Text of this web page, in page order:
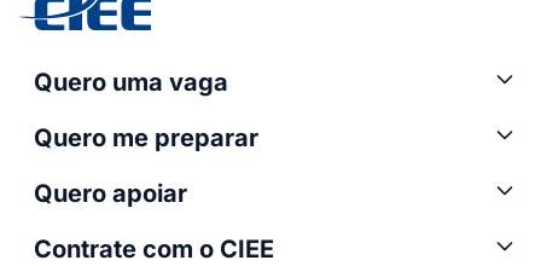
Quero uma vaga
Quero me preparar
Quero apoiar
Contrate com o CIEE